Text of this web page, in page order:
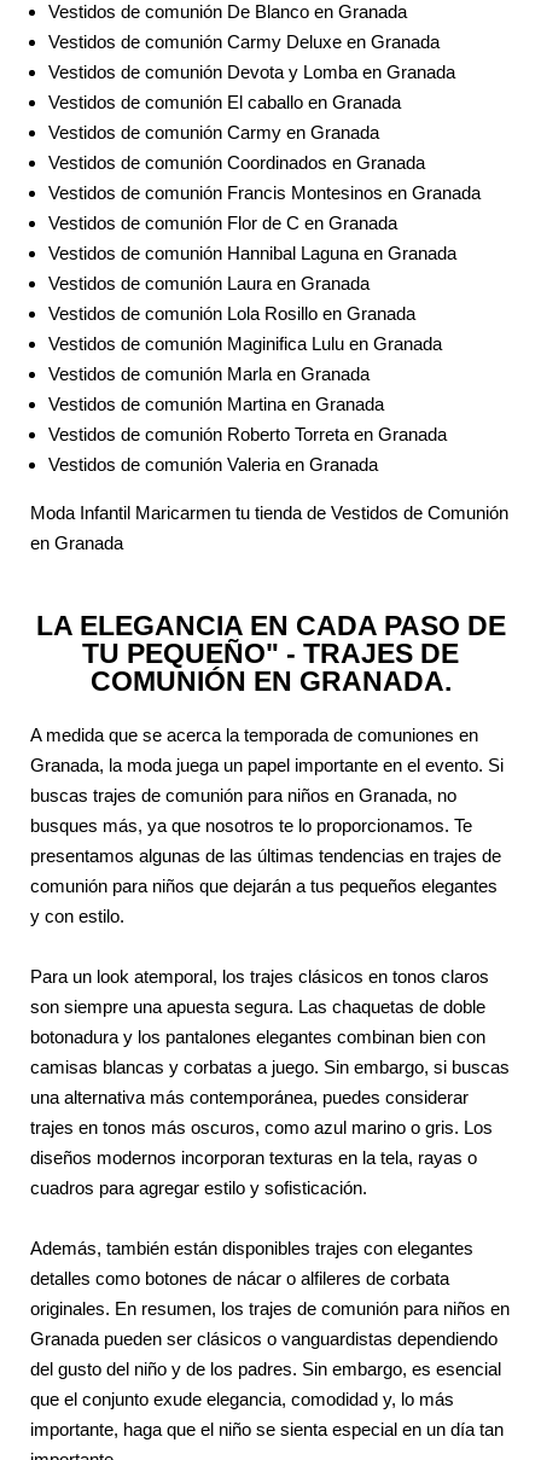
Vestidos de comunión De Blanco en Granada
Vestidos de comunión Carmy Deluxe en Granada
Vestidos de comunión Devota y Lomba en Granada
Vestidos de comunión El caballo en Granada
Vestidos de comunión Carmy en Granada
Vestidos de comunión Coordinados en Granada
Vestidos de comunión Francis Montesinos en Granada
Vestidos de comunión Flor de C en Granada
Vestidos de comunión Hannibal Laguna en Granada
Vestidos de comunión Laura en Granada
Vestidos de comunión Lola Rosillo en Granada
Vestidos de comunión Maginifica Lulu en Granada
Vestidos de comunión Marla en Granada
Vestidos de comunión Martina en Granada
Vestidos de comunión Roberto Torreta en Granada
Vestidos de comunión Valeria en Granada
Moda Infantil Maricarmen tu tienda de Vestidos de Comunión
en Granada
LA ELEGANCIA EN CADA PASO DE
TU PEQUEÑO" - TRAJES DE
COMUNIÓN EN GRANADA.
A medida que se acerca la temporada de comuniones en
Granada, la moda juega un papel importante en el evento. Si
buscas trajes de comunión para niños en Granada, no
busques más, ya que nosotros te lo proporcionamos. Te
presentamos algunas de las últimas tendencias en trajes de
comunión para niños que dejarán a tus pequeños elegantes
y con estilo.
Para un look atemporal, los trajes clásicos en tonos claros
son siempre una apuesta segura. Las chaquetas de doble
botonadura y los pantalones elegantes combinan bien con
camisas blancas y corbatas a juego. Sin embargo, si buscas
una alternativa más contemporánea, puedes considerar
trajes en tonos más oscuros, como azul marino o gris. Los
diseños modernos incorporan texturas en la tela, rayas o
cuadros para agregar estilo y sofisticación.
Además, también están disponibles trajes con elegantes
detalles como botones de nácar o alfileres de corbata
originales. En resumen, los trajes de comunión para niños en
Granada pueden ser clásicos o vanguardistas dependiendo
del gusto del niño y de los padres. Sin embargo, es esencial
que el conjunto exude elegancia, comodidad y, lo más
importante, haga que el niño se sienta especial en un día tan